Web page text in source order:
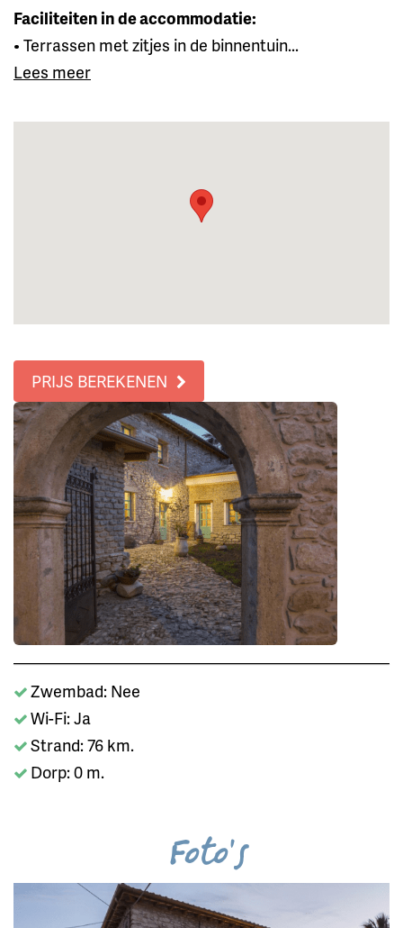
Faciliteiten in de accommodatie:
• Terrassen met zitjes in de binnentuin...
Lees meer
PRIJS BEREKENEN
Zwembad: Nee
Wi-Fi: Ja
Strand: 76 km.
Dorp: 0 m.
Foto's